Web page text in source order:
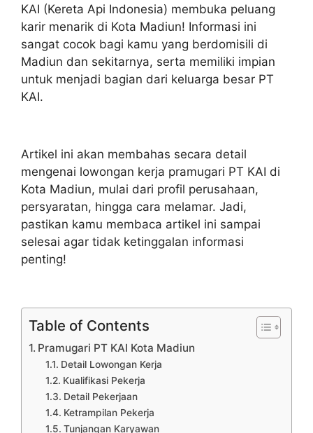
KAI (Kereta Api Indonesia) membuka peluang
karir menarik di Kota Madiun! Informasi ini
sangat cocok bagi kamu yang berdomisili di
Madiun dan sekitarnya, serta memiliki impian
untuk menjadi bagian dari keluarga besar PT
KAI.
Artikel ini akan membahas secara detail
mengenai lowongan kerja pramugari PT KAI di
Kota Madiun, mulai dari profil perusahaan,
persyaratan, hingga cara melamar. Jadi,
pastikan kamu membaca artikel ini sampai
selesai agar tidak ketinggalan informasi
penting!
Table of Contents
Pramugari PT KAI Kota Madiun
Detail Lowongan Kerja
Kualifikasi Pekerja
Detail Pekerjaan
Ketrampilan Pekerja
Tunjangan Karyawan